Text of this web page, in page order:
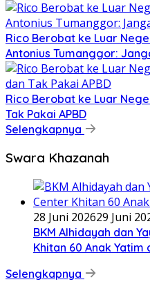
Rico Berobat ke Luar
Antonius Tumanggor:
Rico Berobat ke Luar
Tak Pakai APBD
Selengkapnya
Swara Khazanah
28 Juni 202629 Juni
BKM Alhidayah dan
Khitan 60 Anak Yatim
Selengkapnya